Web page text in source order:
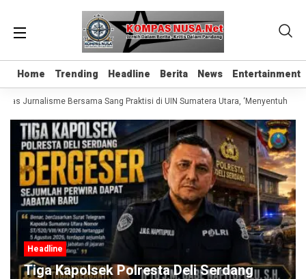
Home Trending Headline Berita News Entertainment
Home Trending Headline Berita News Entertainment
Jurnalisme Bersama Sang Praktisi di UIN Sumatera Utara, ‘Menyentuh Hati
Headline
Tiga Kapolsek Polresta Deli Serdang